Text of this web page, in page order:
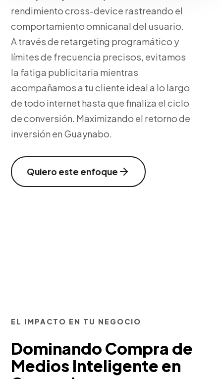
rendimiento cross-device rastreando el
comportamiento omnicanal del usuario.
A través de retargeting programático y
límites de frecuencia precisos, evitamos
la fatiga publicitaria mientras
acompañamos a tu cliente ideal a lo largo
de todo internet hasta que finaliza el ciclo
de conversión. Maximizando el retorno de
inversión en Guaynabo.
Quiero este enfoque
EL IMPACTO EN TU NEGOCIO
Dominando Compra de
Medios Inteligente en